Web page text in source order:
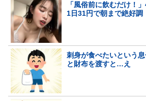
「風俗前に飲むだけ！
1日31円で朝まで絶好調
刺身が食べたいという息
と財布を渡すと…え